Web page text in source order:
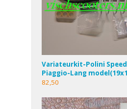
Variateurkit-Polini
Piaggio-Lang
82,50